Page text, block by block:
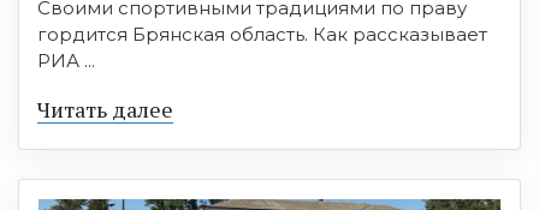
Своими спортивными традициями по праву
гордится Брянская область. Как рассказывает
РИА ...
Читать далее